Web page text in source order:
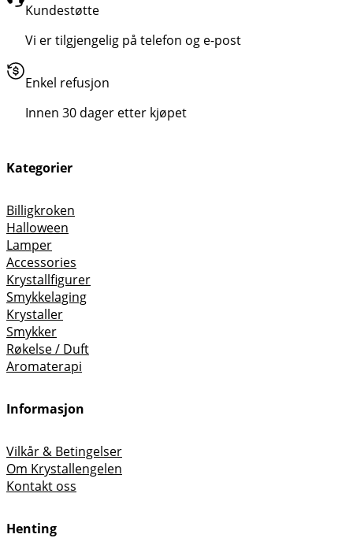
Kundestøtte
Vi er tilgjengelig på telefon og e-post
Enkel refusjon
Innen 30 dager etter kjøpet
Kategorier
Billigkroken
Halloween
Lamper
Accessories
Krystallfigurer
Smykkelaging
Krystaller
Smykker
Røkelse / Duft
Aromaterapi
Informasjon
Vilkår & Betingelser
Om Krystallengelen
Kontakt oss
Henting